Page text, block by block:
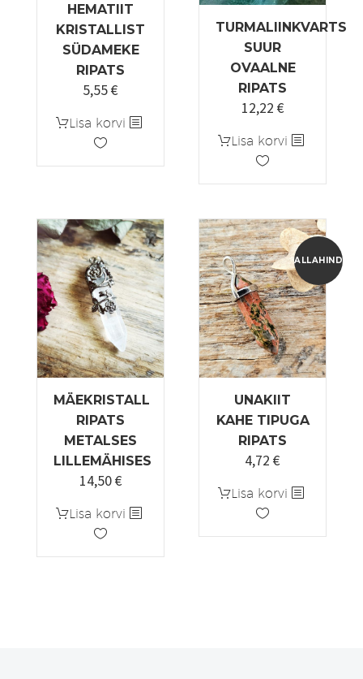
HEMATIIT
KRISTALLIST
SÜDAMEKE
RIPATS
5,55€
Lisa korvi
TURMALIINKVARTS
SUUR
OVAALNE
RIPATS
12,22 €
Lisa korvi
MÄEKRISTALL
RIPATS
METALSES
LILLEMÄHISES
14,50€
Lisa korvi
ALLAHINDLUS!
UNAKIIT
KAHE TIPUGA
RIPATS
Algne
oli:
5,90 €.
4,72 €Praegune
on:
Lisa korvi